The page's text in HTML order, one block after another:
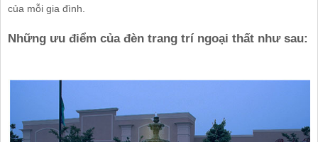
của mỗi gia đình.
Những ưu điểm của đèn trang trí ngoại thất như sau: